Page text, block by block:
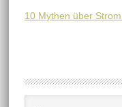
10 Mythen über